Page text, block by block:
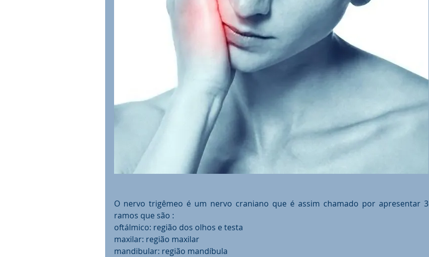
O nervo trigêmeo é um nervo craniano que é assim chamado por apresentar 3
ramos que são :
oftálmico: região dos olhos e testa
maxilar: região maxilar
mandibular: região mandíbula